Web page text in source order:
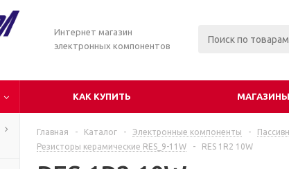
Интернет магазин
электронных компонентов
КАК КУПИТЬ МАГАЗИНЫ
Главная - Каталог - Электронные компоненты -
Резисторы керамические RES_9-11W
- RES 1R2 10W